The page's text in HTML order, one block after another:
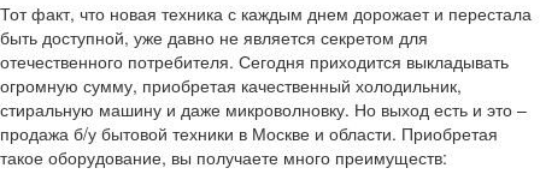
Тот факт, что новая техника с каждым днем дорожает и перестала
быть доступной, уже давно не является секретом для
отечественного потребителя. Сегодня приходится выкладывать
огромную сумму, приобретая качественный холодильник,
стиральную машину и даже микроволновку. Но выход есть и это –
продажа б/у бытовой техники в Москве и области. Приобретая
такое оборудование, вы получаете много преимуществ: